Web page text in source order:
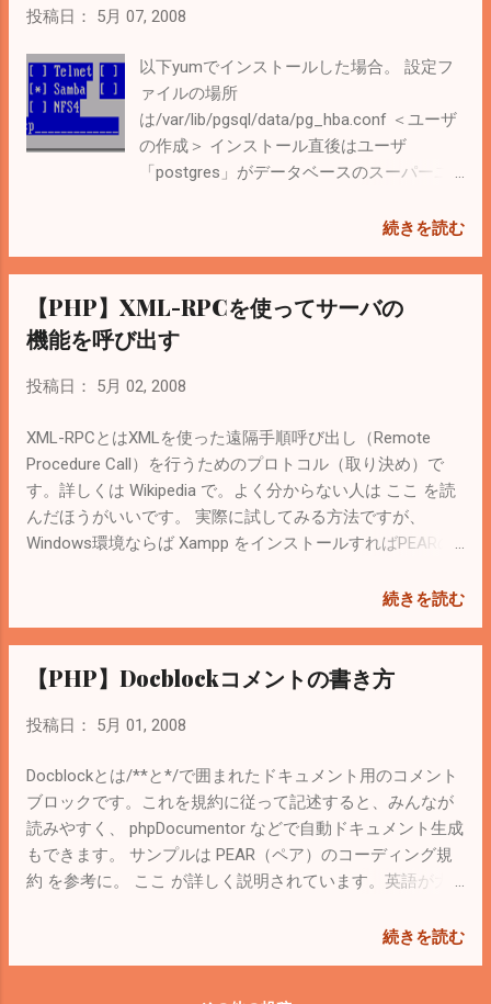
/etc/g...
れる。 < 2012/04/10 Modified > Installの方法は下記Siteが参
CentOS Wiki User Guide - Repoforge < Related Posts >
SubversionをCompileしてsvnコマンドを使用（RPMとYUM
を使う方法を追記）
投稿日： 5月 07, 2008
以下yumでインストールした場合。 設定フ
ァイルの場所
は/var/lib/pgsql/data/pg_hba.conf ＜ユーザ
の作成＞ インストール直後はユーザ
「postgres」がデータベースのスーパーユ
て作業 # su postgres 次のコマンドでユーザ
adduser --pwprompt sa 引数の意味はなんと
なく分かると思うけど、 ここ に説明があり
ます。 削除するときは # dropuser sa ユー
ザの一覧をみたいときは # psql postgres=#
select * from pg_user; ここまでできたら
モートで管理した方が楽。手動でコマンド
を書きたいときは ここ を参考に。 リモー
トで接続できない場合は、設定ファイルで
許可してないか、ポートが開いていない。
ファイヤーウォールの設定は # system-
考に。 Other portsに5432:tcpと記述すれば
ように設定されている。 <2008/5/24 追記>
インストールした直後では外部から接続で
場合があるので、 ここ を参考に
listen_addresses='*'にする。 あとクライア
ントの認証方法
が/var/lib/pgsql/data/pg_hba.confに記述さ
れているので、外からはユーザ名とパスワ
ードを使って認証するので下記のように設
は192.168.0.0～192.168.0.255までパスワー
ドを使ってのログインを許可する設定。IP
続きを読む
【PHP】XML-RPCを使ってサーバの
機能を呼び出す
投稿日： 5月 02, 2008
XML-RPCとはXMLを使った遠隔手順呼び出し（Remote
Procedure Call）を行うためのプロトコル（取り決め）で
す。詳しくは Wikipedia で。よく分からない人は ここ を読
んだほうがいいです。 実際に試してみる方法ですが、
Windows環境ならば Xampp をインストールすればPEARの
軽に試すことができます。 Linux環境の場合はPEARのXML-
す。 あとは ここ にあるサンプルコードを参考にすれば動
作確認ができます。 ほとんど同じですが、私が書いたのも
にするのと３秒でタイムアウトにする処理が入ってます。
'XML/RPC/Server.php'; $map =
array("sample.sumAndDifference" => array("function" =>
"foo")); $s = new XML_RPC_Server($map); function foo
($params) { global $XML_RPC_erruser; // import user
errcode value $p1 = $params->getParam(0); $p2 =
$p2->scalarval(); $value = new XML_RPC_Value($v1+$v2,
"int"); ...
続きを読む
【PHP】Docblockコメントの書き方
投稿日： 5月 01, 2008
Docblockとは/**と*/で囲まれたドキュメント用のコメント
ブロックです。これを規約に従って記述すると、みんなが
読みやすく、 phpDocumentor などで自動ドキュメント生成
もできます。 サンプルは PEAR（ペア）のコーディング規
約 を参考に。 ここ が詳しく説明されています。英語が大
続きを読む